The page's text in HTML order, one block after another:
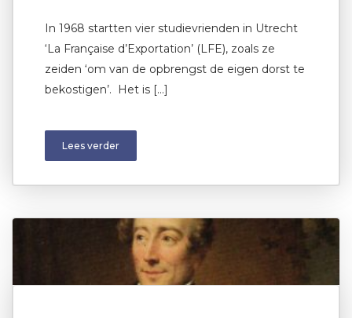
In 1968 startten vier studievrienden in Utrecht
‘La Française d’Exportation’ (LFE), zoals ze
zeiden ‘om van de opbrengst de eigen dorst te
bekostigen’. Het is […]
Lees verder